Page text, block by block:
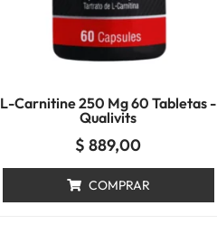
L-Carnitine 250 Mg 60 Tabletas -
Qualivits
$ 889,00
COMPRAR